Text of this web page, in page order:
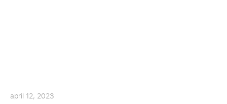
april 12, 2023